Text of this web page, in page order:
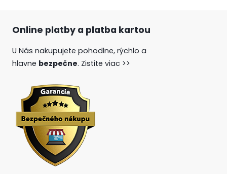
Online platby a platba kartou
U Nás nakupujete pohodlne, rýchlo a
hlavne bezpečne. Zistite viac >>